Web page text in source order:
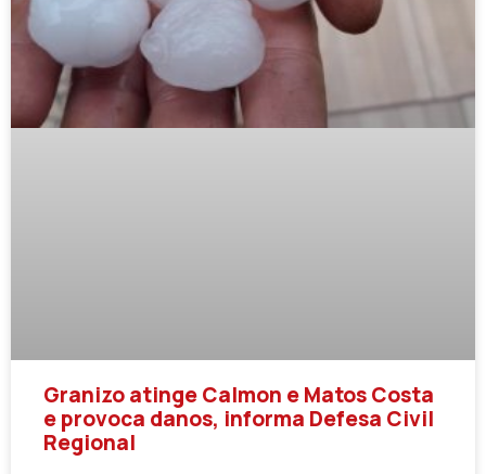
Granizo atinge Calmon e Matos Costa
e provoca danos, informa Defesa Civil
Regional